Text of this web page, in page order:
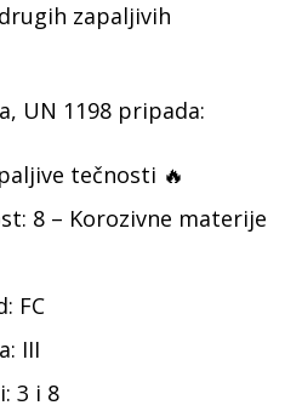
zapaljivih
UN 1198 pripada:
tečnosti 🔥
8 – Korozivne materije
FC
III
3 i 8